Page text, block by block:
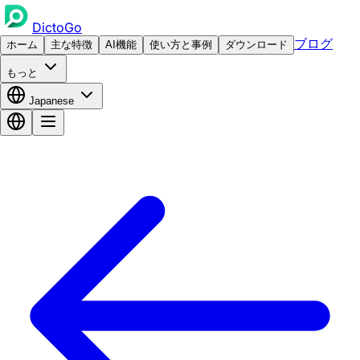
DictoGo
ホーム 主な特徴 AI機能 使い方と事例 ダウンロード ブログ
もっと
Japanese